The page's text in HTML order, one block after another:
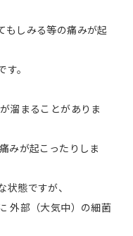
もしみる等の痛みが起
。
溜まることがありま
みが起こったりしま
態ですが、
外部（大気中）の細菌